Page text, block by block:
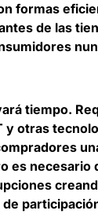
formas
de las
tiempo.
y otras
es necesario